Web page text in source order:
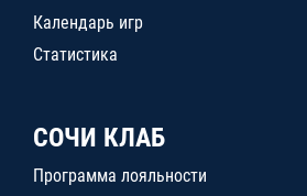
Календарь игр
Статистика
СОЧИ КЛАБ
Программа лояльности